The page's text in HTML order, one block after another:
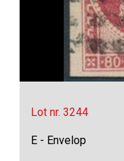
Lot nr. 3244
E - Envelop